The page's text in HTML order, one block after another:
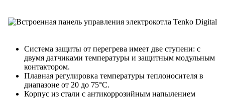
Система защиты от перегрева имеет две ступени: с
двумя датчиками температуры и защитным модульным
контактором.
Плавная регулировка температуры теплоносителя в
диапазоне от 20 до 75°С.
Корпус из стали с антикоррозийным напылением